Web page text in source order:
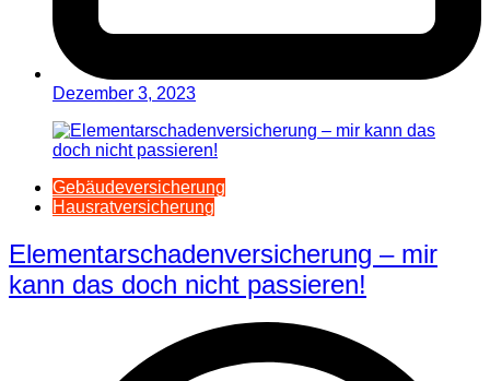
Dezember 3, 2023
Gebäudeversicherung
Hausratversicherung
Elementarschadenversicherung – mir
kann das doch nicht passieren!